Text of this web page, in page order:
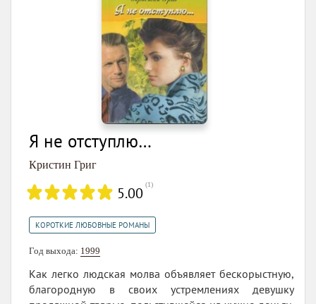
Я не отступлю…
Кристин Григ
5.00 (1)
КОРОТКИЕ ЛЮБОВНЫЕ РОМАНЫ
Год выхода: 1999
Как легко людская молва объявляет бескорыстную,
благородную в своих устремлениях девушку